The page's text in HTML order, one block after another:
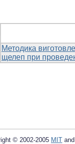
Методика
щелеп при
© 2002-2005 MIT